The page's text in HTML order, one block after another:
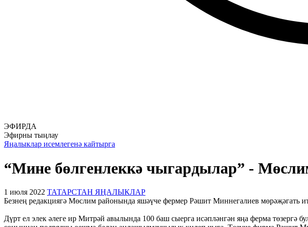
ЭФИРДА
Эфирны тыңлау
Яңалыклар исемлегенә кайтырга
“Мине бөлгенлеккә чыгардылар” -
1 июля 2022 ТАТАРСТАН ЯҢАЛЫКЛАР
Безнең редакциягә Мөслим районында яшәүче фермер Рәшит Миннегалиев мөрәҗәгать
Дүрт ел элек әлеге ир Митрәй авылында 100 баш сыерга исәпләнгән яңа ферма